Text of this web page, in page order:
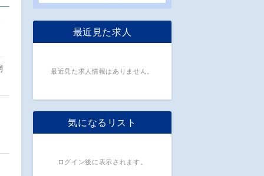
最近見た求人
最近見た求人情報はありません。
気になるリスト
ログイン後に表示されます。